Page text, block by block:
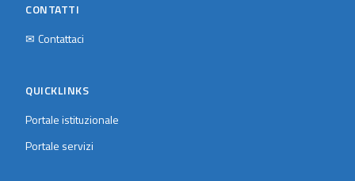
CONTATTI
✉ Contattaci
QUICKLINKS
Portale istituzionale
Portale servizi